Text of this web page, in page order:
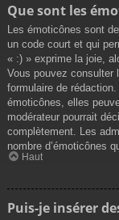
Que sont les
Les émoticônes sont
un code court et qui
« :) » exprime la joie,
Vous pouvez consulter
formulaire de
émoticônes, elles
modérateur pourrait
complètement. Les
nombre d’émoticônes
Haut
Puis-je insérer